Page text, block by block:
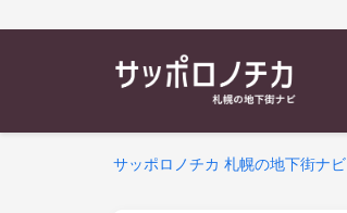
サッポロノチカ 札幌の地下街ナビ